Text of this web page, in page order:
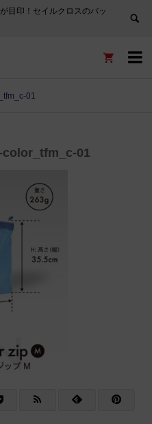
目印！セイルクロスのバッ


01
color_tfm_c-01